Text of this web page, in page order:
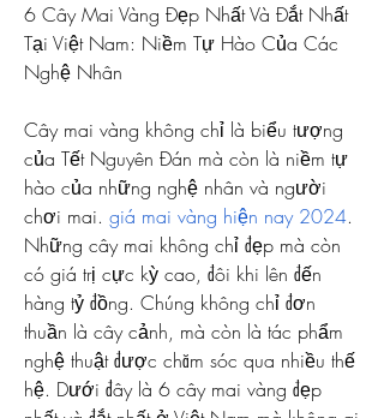
6 Cây Mai Vàng Đẹp Nhất Và Đắt Nhất
Tại Việt Nam: Niềm Tự Hào Của Các
Nghệ Nhân
Cây mai vàng không chỉ là biểu tượng
của Tết Nguyên Đán mà còn là niềm tự
hào của những nghệ nhân và người
chơi mai. giá mai vàng hiện nay 2024.
Những cây mai không chỉ đẹp mà còn
có giá trị cực kỳ cao, đôi khi lên đến
hàng tỷ đồng. Chúng không chỉ đơn
thuần là cây cảnh, mà còn là tác phẩm
nghệ thuật được chăm sóc qua nhiều thế
hệ. Dưới đây là 6 cây mai vàng đẹp